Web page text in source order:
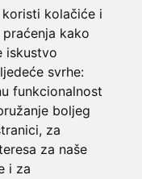
kolačiće i
kako
iskustvo
svrhe:
funkcionalnost
boljeg
, za
za naše
i za